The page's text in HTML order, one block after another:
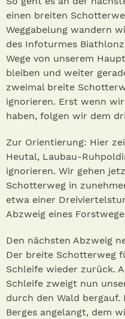
einen breiten
Weggabelung wandern
des Infoturmes
Wege von unserem
bleiben und weiter
zweimal breite
ignorieren. Erst wenn
haben, folgen wir dem
Zur Orientierung: Hier
Heutal, Laubau-
ignorieren. Wir gehen
Schotterweg in
etwa einer
Abzweig eines
Den nächsten Abzweig
Der breite Schotterweg
Schleife wieder zurück.
Schleife zweigt nun
durch den Wald
Berges angelangt, dem